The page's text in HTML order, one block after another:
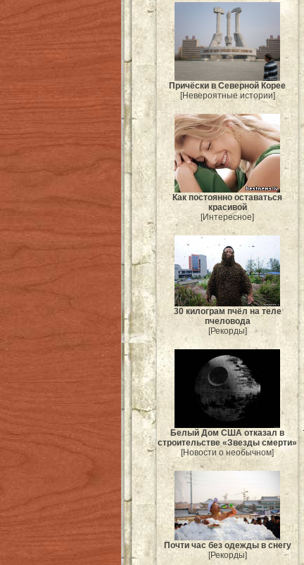
Причёски в Северной Корее
[Невероятные истории]
Как постоянно оставаться
красивой
[Интересное]
30 килограм пчёл на теле
пчеловода
[Рекорды]
Белый Дом США отказал в
строительстве «Звезды смерти»
[Новости о необычном]
Почти час без одежды в снегу
[Рекорды]